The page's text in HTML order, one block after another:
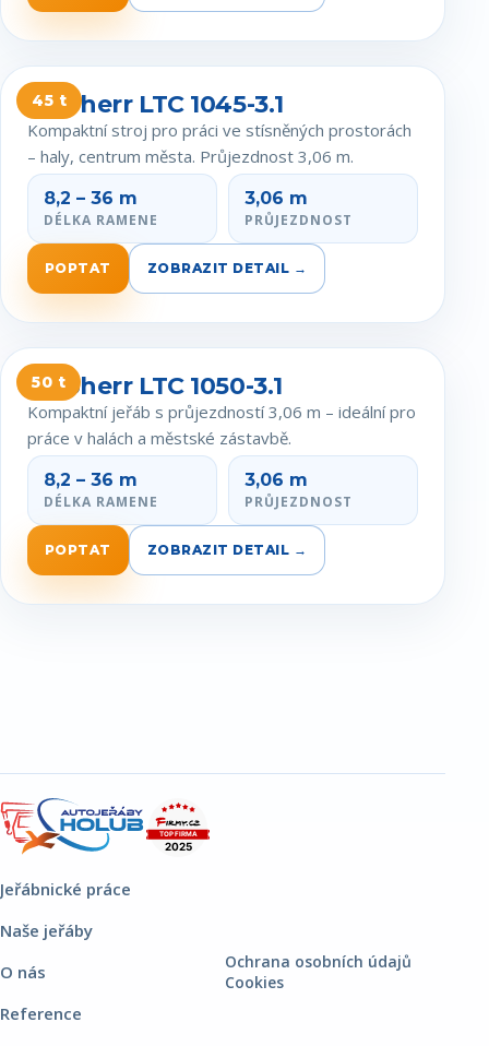
45 t
Liebherr LTC 1045-3.1
Kompaktní stroj pro práci ve stísněných prostorách
– haly, centrum města. Průjezdnost 3,06 m.
8,2 – 36 m
DÉLKA RAMENE
3,06 m
PRŮJEZDNOST
POPTAT ZOBRAZIT DETAIL →
50 t
Liebherr LTC 1050-3.1
Kompaktní jeřáb s průjezdností 3,06 m – ideální pro
práce v halách a městské zástavbě.
8,2 – 36 m
DÉLKA RAMENE
3,06 m
PRŮJEZDNOST
POPTAT ZOBRAZIT DETAIL →
Jeřábnické práce
Naše jeřáby
O nás
Reference
Ochrana osobních údajů
Cookies